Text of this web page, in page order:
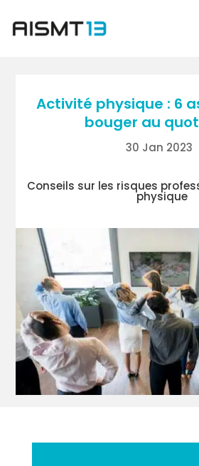
Activité physique : 6
bouger au
30 Jan 2023
Conseils sur les risques
physique